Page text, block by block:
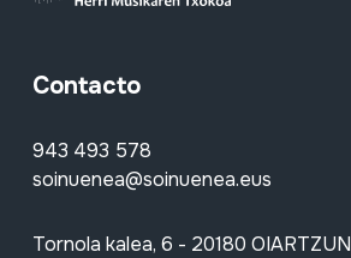
Contacto
943 493 578
soinuenea@soinuenea.eus
Tornola kalea, 6 - 20180 OIARTZUN